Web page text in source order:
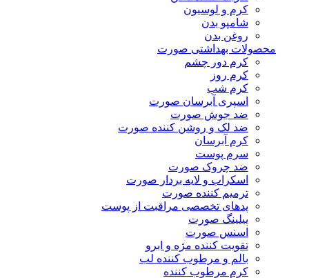
کرم و لوسیون
شامپو بدن
روغن بدن
محصولات بهداشتی صورت
کرم دور چشم
کرم روز
کرم شب
اسپری آبرسان صورت
ضد جوش صورت
ضد لک و روشن کننده صورت
کرم آبرسان
سرم پوست
ضد چروک صورت
اسکراب و لایه بردار صورت
ترمیم کننده صورت
پدهای تخصصی مراقبت از پوست
پیلینگ صورت
اسنس صورت
تقویت کننده مژه و ابرو
بالم و مرطوب کننده لب
کرم مرطوب کننده